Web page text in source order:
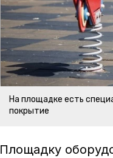
На площадке есть
покрытие
Площадку